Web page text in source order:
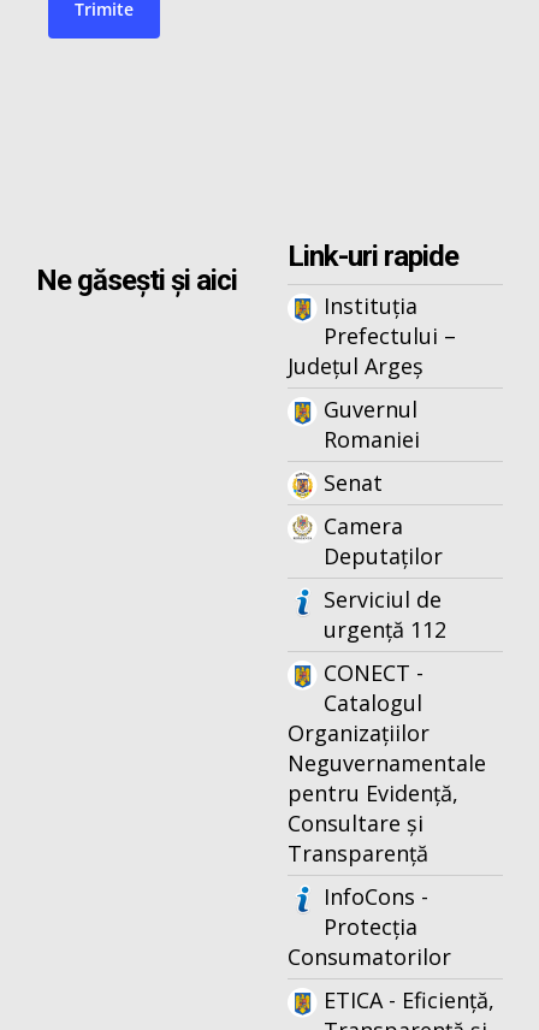
Ne găsești și aici
Link-uri rapide
Instituția
Prefectului –
Județul Argeș
Guvernul
Romaniei
Senat
Camera
Deputaților
Serviciul de
urgență 112
CONECT -
Catalogul
Organizațiilor
Neguvernamentale
pentru Evidență,
Consultare și
Transparență
InfoCons -
Protecția
Consumatorilor
ETICA - Eficiență,